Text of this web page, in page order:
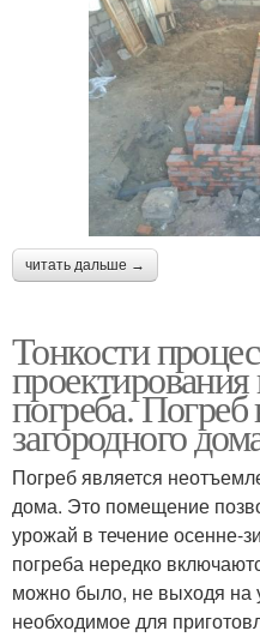
читать дальше →
Тонкости
проектирования
погреба. Погреб
загородного
Погреб является
дома. Это помещение
урожай в течение осенне-
погреба нередко
можно было, не выходя на
необходимое для